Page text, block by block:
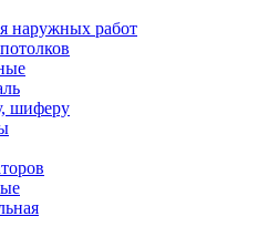
наружных работ
шиферу